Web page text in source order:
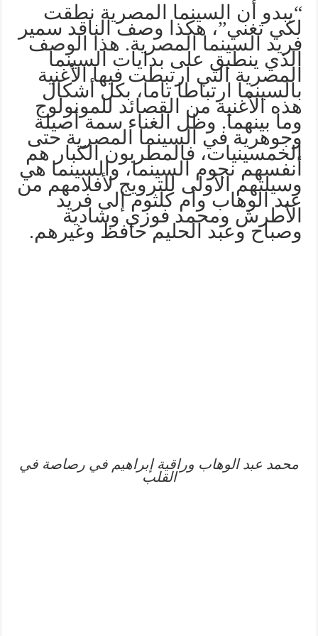
“يبدو أن السينما المصرية نطقت
لكي تغني”، هكذا وصف الناقد سمير
فريد السينما المصرية. هذا الوصف
الذي ينطبق على بدايات السينما
المصرية التي ارتبطت فيها الأغنية
بالسينما ارتباطا تاما، بكل أشكال
هذه الأغنية من القصائد للمونولوج
وما بينهما. وظل الغناء سمة أصيلة
وجوهرية في السينما المصرية حتى
الخمسينيات، فالمطربون الكبار هم
أنفسهم نجوم السينما، والسينما هي
وسيلتهم الأولى للترويج لأفلامهم من
عبد الوهاب وأم كلثوم إلى فريد
الأطرش ومحمد فوزي وشادية
وصباح وعبد الحليم حافظ وغيرهم.
محمد عبد الوهاب وراقية إبراهيم في رصاصة في
القلب